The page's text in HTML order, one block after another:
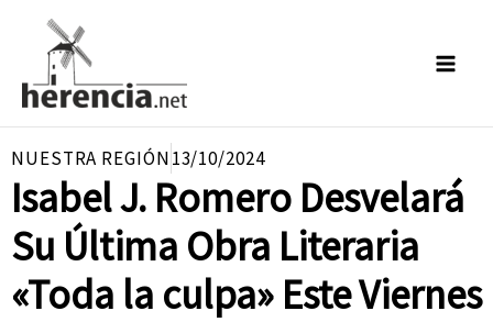
contenido
NUESTRA REGIÓN13/10/2024
Isabel J. Romero Desvelará
Su Última Obra Literaria
«Toda la culpa» Este Viernes